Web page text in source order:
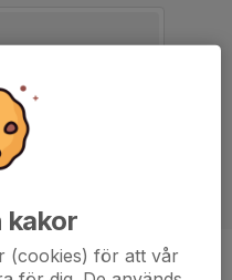
kakor
(cookies) för att vår